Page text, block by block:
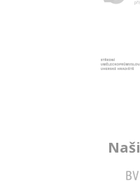
Naši